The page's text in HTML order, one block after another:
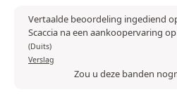
Vertaalde beoordeling ingediend
Scaccia na een aankoopervaring
(Duits)
Verslag
Zou u deze banden